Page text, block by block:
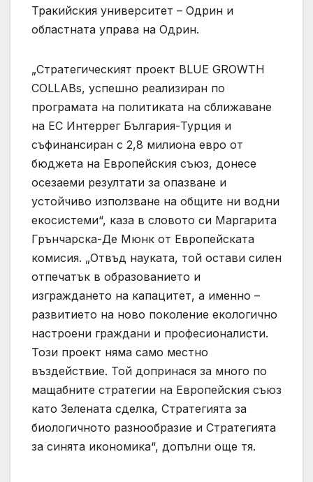
Тракийския университет – Одрин и
областната управа на Одрин.
„Стратегическият проект BLUE GROWTH
COLLABs, успешно реализиран по
програмата на политиката на сближаване
на ЕС Интеррег България-Турция и
съфинансиран с 2,8 милиона евро от
бюджета на Европейския съюз, донесе
осезаеми резултати за опазване и
устойчиво използване на общите ни водни
екосистеми“, каза в словото си Маргарита
Грънчарска-Де Мюнк от Европейската
комисия. „Отвъд науката, той остави силен
отпечатък в образованието и
изграждането на капацитет, а именно –
развитието на ново поколение екологично
настроени граждани и професионалисти.
Този проект няма само местно
въздействие. Той допринася за много по
мащабните стратегии на Европейския съюз
като Зелената сделка, Стратегията за
биологичното разнообразие и Стратегията
за синята икономика“, допълни още тя.